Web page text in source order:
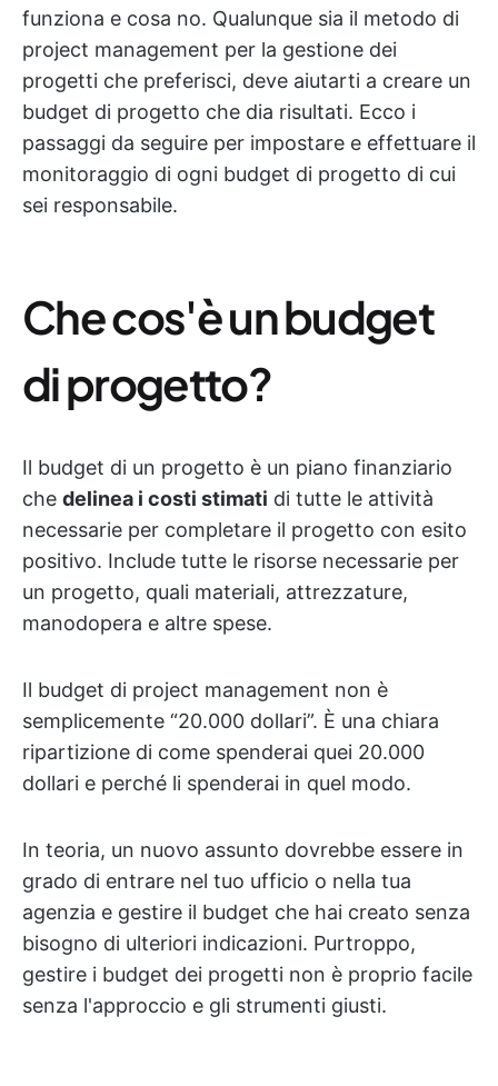
funziona e cosa no. Qualunque sia il metodo di
project management per la gestione dei
progetti che preferisci, deve aiutarti a creare un
budget di progetto che dia risultati. Ecco i
passaggi da seguire per impostare e effettuare il
monitoraggio di ogni budget di progetto di cui
sei responsabile.
Che cos'è un budget
di progetto?
Il budget di un progetto è un piano finanziario
che delinea i costi stimati di tutte le attività
necessarie per completare il progetto con esito
positivo. Include tutte le risorse necessarie per
un progetto, quali materiali, attrezzature,
manodopera e altre spese.
Il budget di project management non è
semplicemente “20.000 dollari”. È una chiara
ripartizione di come spenderai quei 20.000
dollari e perché li spenderai in quel modo.
In teoria, un nuovo assunto dovrebbe essere in
grado di entrare nel tuo ufficio o nella tua
agenzia e gestire il budget che hai creato senza
bisogno di ulteriori indicazioni. Purtroppo,
gestire i budget dei progetti non è proprio facile
senza l'approccio e gli strumenti giusti.